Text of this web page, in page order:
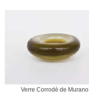
Verre Corrodé de Murano